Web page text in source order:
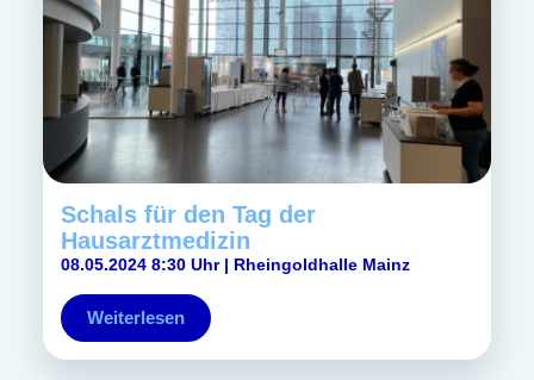
Schals für den Tag der
Hausarztmedizin
08.05.2024 8:30 Uhr | Rheingoldhalle Mainz
Weiterlesen